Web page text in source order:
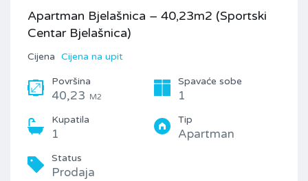
Apartman Bjelašnica – 40,23m2 (Sportski
Centar Bjelašnica)
Cijena Cijena na upit
Površina
40,23 M2
Spavaće sobe
1
Kupatila
1
Tip
Apartman
Status
Prodaja